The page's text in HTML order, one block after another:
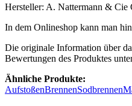
Hersteller: A. Nattermann & Cie
In dem Onlineshop kann man
Die originale Information über
Bewertungen des Produktes
Ähnliche Produkte:
AufstoßenBrennenSodbrennen